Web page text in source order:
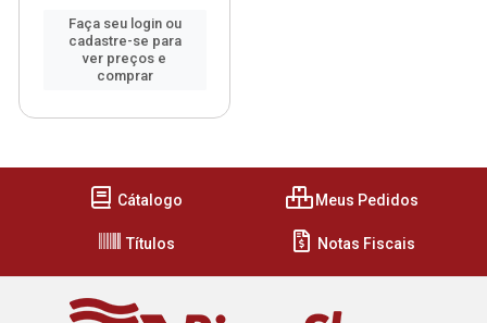
Faça seu login ou
cadastre-se para
ver preços e
comprar
Cátalogo Meus Pedidos
Títulos Notas Fiscais